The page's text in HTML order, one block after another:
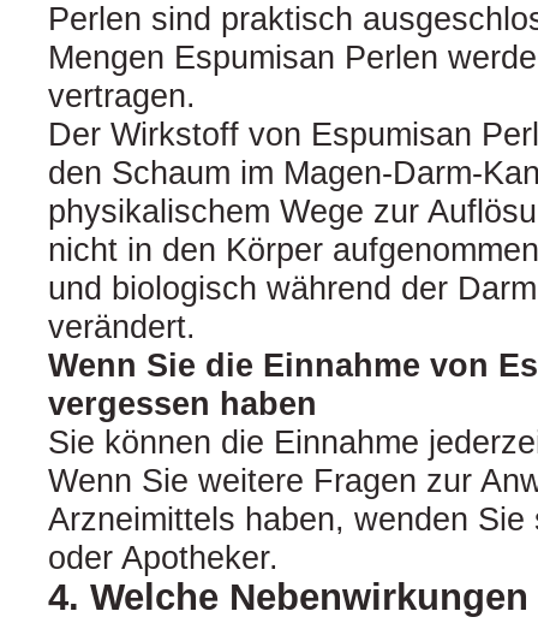
Perlen sind praktisch
Mengen Espumisan Perlen
vertragen.
Der Wirkstoff von Espumisan
den Schaum im Magen-Darm-
physikalischem Wege zur
nicht in den Körper
und biologisch während der
verändert.
Wenn Sie die Einnahme von
vergessen haben
Sie können die Einnahme
Wenn Sie weitere Fragen zur
Arzneimittels haben, wenden
oder Apotheker.
4. Welche